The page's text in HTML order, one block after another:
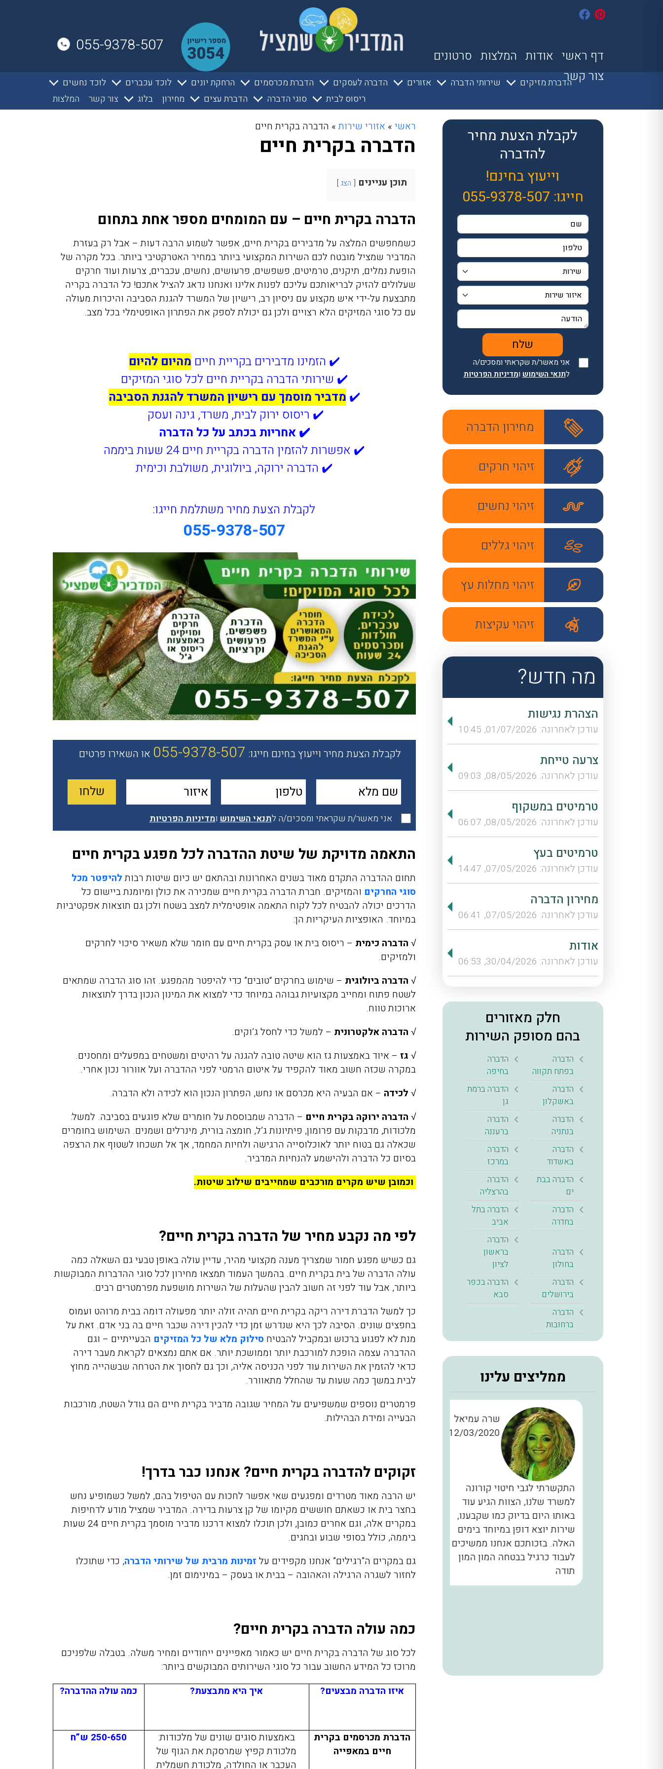
דף ראשי אודות המלצות סרטונים
צור קשר
055-9378-507
הדברת מזיקים שירותי הדברה אזורים הדברה לעסקים הדברת מכרסמים הרחקת יונים לוכד עכברים
לוכד נחשים
ריסוס לבית
סוגי הדברה הדברת עצים מחירון בלוג צור קשר המלצות
לקבלת הצעת מחיר
להדברה
וייעוץ בחינם!
חייגו: 055-9378-507
אני מאשר/ת שקראתי ומסכים/ה
לתנאי השימוש ומדיניות הפרטיות
מחירון הדברה
זיהוי חרקים
זיהוי נחשים
זיהוי גללים
זיהוי מחלות עץ
זיהוי עקיצות
מה חדש?
הצהרת נגישות
עודכן לאחרונה: 01/07/2026, 10:45
צרעה טייחת
עודכן לאחרונה: 08/05/2026, 09:03
טרמיטים במשקוף
עודכן לאחרונה: 08/05/2026, 06:07
טרמיטים בעץ
עודכן לאחרונה: 07/05/2026, 14:47
מחירון הדברה
עודכן לאחרונה: 07/05/2026, 06:41
אודות
עודכן לאחרונה: 30/04/2026, 06:53
חלק מאזורים
בהם מסופק השירות
הדברה
בפתח תקווה
הדברה
בחיפה
הדברה
באשקלון
הדברה ברמת
גן
הדברה
בנתניה
הדברה
ברעננה
הדברה
באשדוד
הדברה
במרכז
הדברה בבת
ים
הדברה
בהרצליה
הדברה
בחדרה
הדברה בתל
אביב
הדברה
בחולון
הדברה
בראשון
לציון
הדברה
בירושלים
הדברה בכפר
סבא
הדברה
ברחובות
ממליצים עלינו
שרה עמיאל
12/03/2020
התקשרתי לגבי חיטוי קורונה
למשרד שלנו, הצוות הגיע עוד
באותו היום בדיוק כמו שקבענו,
שירות יוצא דופן במיוחד בימים
האלה. בזכותכם אנחנו ממשיכים
לעבוד כרגיל בבטחה המון המון
תודה
אריאלה לוין
טרמיטים שהיו לנו בחדר שינה
בפרקט, הגיע בחור בשם דני ביצע
את העבודה בצורה מושלמת וגם
נתן לנו אחריות ככה שאנחנו
רגועים, חודשיים אחרי ואין זכר
לטרמיטים. תודה על השירות
שביקשתי
התקשרתי אליכם בערב לגבי
הדברה של ג'וקים בדירה בפרדס
חנה, אחרי 50 דקות המדביר כבר
היה פה, פשוט תענוג של שירות
איתנו מה שנקרא פשפש
לא ידענו בהתחלה ממה
נעקצים בלילה זה היה
פשפשים בכל הבית עד
למי לפנות.
ראשי » אזורי שירות» הדברה בקרית חיים
הדברה בקרית חיים
תוכן עניינים הצג
הדברה בקרית חיים – עם המומחים מספר אחת בתחום
כשמחפשים המלצה על מדבירים בקרית חיים, אפשר לשמוע הרבה דעות – אבל רק בעזרת
המדביר שמציל מובטח לכם השירות המקצועי ביותר במחיר האטרקטיבי ביותר. בכל מקרה של
הופעת נמלים, תיקנים, טרמיטים, פשפשים, פרעושים, נחשים, עכברים, צרעות ועוד חרקים
שעלולים להזיק לבריאותכם עליכם לפנות אלינו ואנחנו נדאג להציל אתכם! כל הדברה בקריה
מתבצעת על-ידי איש מקצוע עם ניסיון רב, רישיון של המשרד להגנת הסביבה והיכרות מעולה
עם כל סוגי המזיקים הלא רצויים ולכן גם יכולת לספק את הפתרון האופטימלי בכל מצב.
✔️ הזמינו מדבירים בקריית חיים מהיום להיום
✔️ שירותי הדברה בקריית חיים לכל סוגי המזיקים
✔️ מדביר מוסמך עם רישיון המשרד להגנת הסביבה
✔️ ריסוס ירוק לבית, משרד, גינה ועסק
✔️ אחריות בכתב על כל הדברה
✔️ אפשרות להזמין הדברה בקריית חיים 24 שעות ביממה
✔️ הדברה ירוקה, ביולוגית, משולבת וכימית
לקבלת הצעת מחיר משתלמת חייגו:
055-9378-507
לקבלת הצעת מחיר וייעוץ בחינם חייגו: 055-9378-507 או השאירו פרטים
אני מאשר/ת שקראתי ומסכים/ה לתנאי השימושומדיניות הפרטיות
התאמה מדויקת של שיטת ההדברה לכל מפגע בקרית חיים
תחום ההדברה התקדם מאוד בשנים האחרונות ובהתאם יש כיום שיטות רבותלהיפטר מכל
סוגי החרקים והמזיקים. חברת הדברה בקרית חיים שמכירה את כולן ומיומנת ביישום כל
הדרכים יכולה להבטיח לכל לקוח התאמה אופטימלית למצב בשטח ולכן גם תוצאות אפקטיביות
במיוחד. האופציות העיקריות הן:
√ הדברה כימית – ריסוס בית או עסק בקרית חיים עם חומר שלא משאיר סיכוי לחרקים
ולמזיקים.
√ הדברה ביולוגית – שימוש בחרקים “טובים” כדי להיפטר מהמפגע. זהו סוג הדברה שמתאים
לשטח פתוח ומחייב מקצועיות גבוהה במיוחד כדי למצוא את המינון הנכון בדרך לתוצאות
ארוכות טווח.
√ הדברה אלקטרונית – למשל כדי לחסל ג’וקים.
√ גז – איוד באמצעות גז הוא שיטה טובה להגנה על רהיטים ומשטחים במפעלים ומחסנים.
במקרה שכזה חשוב מאוד להקפיד על איטום הרמטי לפני ההדברה ועל אוורור נכון אחרי.
√ לכידה – אם הבעיה היא מכרסם או נחש, הפתרון הנכון הוא לכידה ולא הדברה.
√ הדברה ירוקה בקרית חיים – הדברה שמבוססת על חומרים שלא פוגעים בסביבה. למשל:
מלכודות, מדבקות עם פרומון, פיתיונות ג’ל, חומצה בורית, מינרלים ושמנים. השימוש בחומרים
שכאלה גם בטוח יותר לאוכלוסייה הרגישה ולחיות המחמד, אך אל תשכחו לשטוף את הרצפה
בסיום כל הדברה ולהישמע להנחיות המדביר.
וכמובן שיש מקרים מורכבים שמחייבים שילוב שיטות.
לפי מה נקבע מחיר של הדברה בקרית חיים?
גם כשיש מפגע חמור שמצריך מענה מקצועי מהיר, עדיין עולה באופן טבעי גם השאלה כמה
עולה הדברה של בית בקרית חיים.בהמשך העמוד תמצאו מחירון לכל סוגי ההדברות המבוקשות
ביותר, אבל עוד לפני זה חשוב להבין שהעלות של השירות מושפעת מפרמטרים רבים.
כך למשל הדברת דירה ריקה בקרית חיים תהיה זולה יותר מפעולה דומה בבית מרוהט ועמוס
בחפצים שונים. הסיבה לכך היא שנדרש זמן כדי להכין דירה שכבר חיים בה בני אדם. זאת על
מנת לא לפגוע ברכוש ובמקביל להבטיח סילוק מלא של כל המזיקים הבעייתיים – וגם
ההדברה עצמה הופכת למורכבת יותר וממושכת יותר. אם אתם נמצאים לקראת מעבר דירה
כדאי להזמין את השירות עוד לפני הכניסה אליה, וכך גם לחסוך את הטרחה שבשהייה מחוץ
לבית במשך כמה שעות עד שהחלל מתאוורר.
פרמטרים נוספים שמשפיעים על המחיר שגובה מדביר בקרית חיים הם גודל השטח, מורכבות
הבעייה ומידת הבהילות.
זקוקים להדברה בקרית חיים? אנחנו כבר בדרך!
יש הרבה מאוד מטרדים ומפגעים שאי אפשר לחכות עם הטיפול בהם, למשל כשמופיע נחש
בחצר בית או כשאתם חוששים מקיומו של קן צרעות בדירה. המדביר שמציל מודע לדחיפות
במקרים אלה, וגם אחרים כמובן, ולכן תוכלו למצוא דרכנו מדביר מוסמך בקרית חיים 24 שעות
ביממה, כולל בסופי שבוע ובחגים.
גם במקרים ה”רגילים” אנחנו מקפידים על זמינות מרבית של שירותי הדברה, כדי שתוכלו
לחזור לשגרה הרגילה והאהובה – בבית או בעסק – במינימום זמן.
כמה עולה הדברה בקרית חיים?
לכל סוג של הדברה בקרית חיים יש כאמור מאפיינים ייחודיים ומחיר משלה. בטבלה שלפניכם
מרוכז כל המידע החשוב עבור כל סוגי השירותים המבוקשים ביותר:
איזו הדברה מבצעים?
איך היא מתבצעת? כמה עולה ההדברה?
הדברת מכרסמים בקרית
חיים במאפייה
באמצעות סוגים שונים של מלכודות:
מלכודת קפיץ שמרסקת את הגוף של
העכבר או החולדה, מלכודת חשמלית
250-650 ש”ח